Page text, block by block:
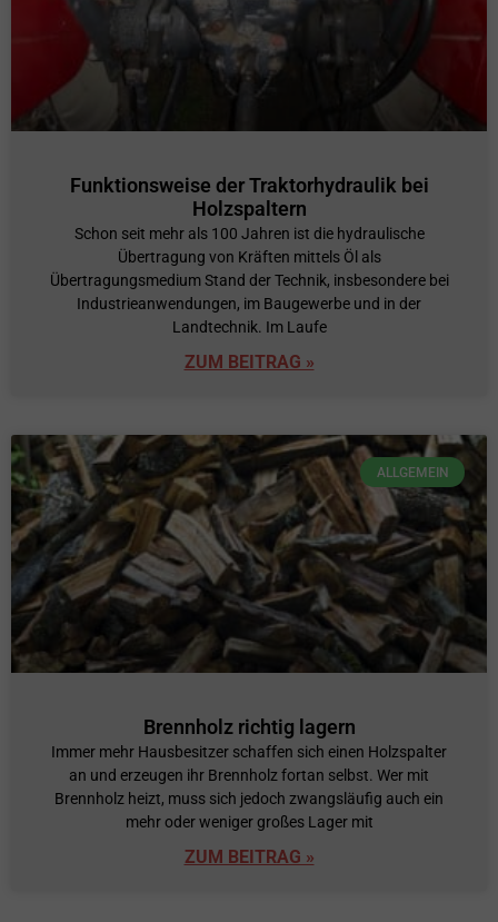
Funktionsweise der Traktorhydraulik bei
Holzspaltern
Schon seit mehr als 100 Jahren ist die hydraulische
Übertragung von Kräften mittels Öl als
Übertragungsmedium Stand der Technik, insbesondere bei
Industrieanwendungen, im Baugewerbe und in der
Landtechnik. Im Laufe
ZUM BEITRAG »
ALLGEMEIN
Brennholz richtig lagern
Immer mehr Hausbesitzer schaffen sich einen Holzspalter
an und erzeugen ihr Brennholz fortan selbst. Wer mit
Brennholz heizt, muss sich jedoch zwangsläufig auch ein
mehr oder weniger großes Lager mit
ZUM BEITRAG »